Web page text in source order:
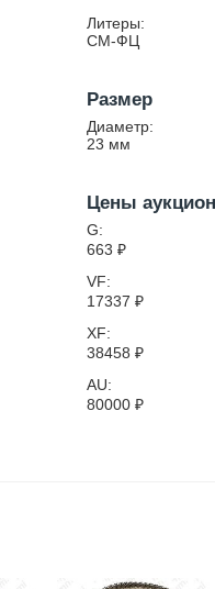
Литеры:
СМ-ФЦ
Размер
Диаметр:
23 мм
Цены
G:
663 ₽
VF:
17337 ₽
XF:
38458 ₽
AU:
80000 ₽